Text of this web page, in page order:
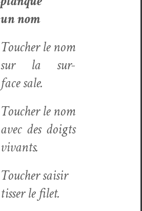
un nom
Touch­er le nom
sur la sur­
face sale.
Touch­er le nom
avec des doigts
vivants.
Touch­er saisir
tiss­er le filet.